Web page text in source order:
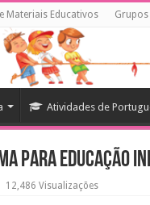
Materiais Educativos Grupos
Atividades de
para Educação
12,486 Visualizações